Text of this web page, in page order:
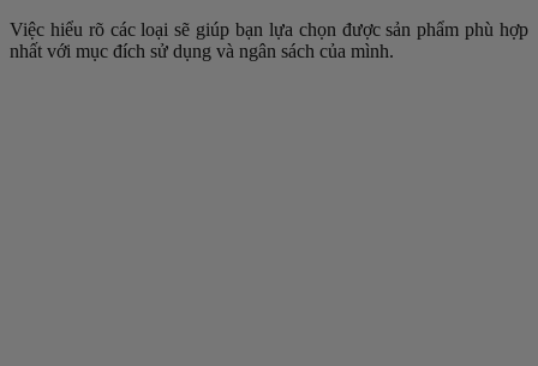
Việc hiểu rõ các loại sẽ giúp bạn lựa chọn được sản phẩm phù hợp
nhất với mục đích sử dụng và ngân sách của mình.